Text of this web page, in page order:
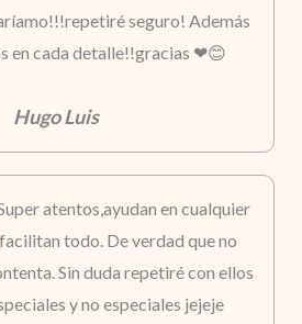
seguro! Además
en cada detalle!!gracias ❤😊
Hugo Luis
atentos,ayudan en cualquier
todo. De verdad que no
Sin duda repetiré con ellos
y no especiales jejeje